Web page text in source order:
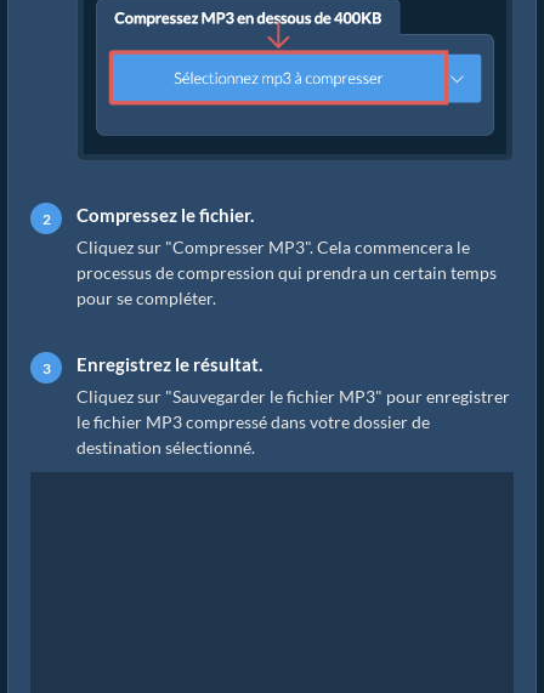
Compressez le fichier.
Cliquez sur "Compresser MP3". Cela commencera le
processus de compression qui prendra un certain temps
pour se compléter.
Enregistrez le résultat.
Cliquez sur "Sauvegarder le fichier MP3" pour enregistrer
le fichier MP3 compressé dans votre dossier de
destination sélectionné.